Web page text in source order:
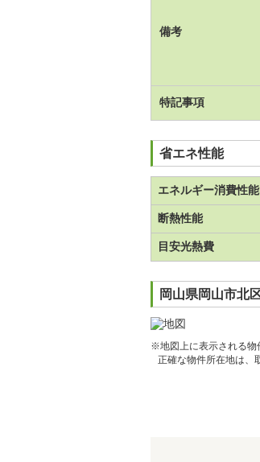
備考
特記事項
省エネ性能
エネルギー消費性能
断熱性能
目安光熱費
岡山県岡山市北
※地図上に表示される物
正確な物件所在地は、